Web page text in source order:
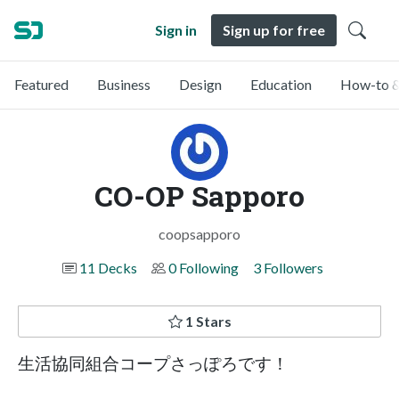
Sign in Sign up for free
Featured Business Design Education How-to
CO-OP Sapporo
coopsapporo
11 Decks
0 Following 3 Followers
1 Stars
生活協同組合コープさっぽろです！